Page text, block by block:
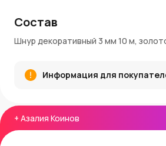
+ Азалия Коинов
флористических композиций,
любому оформлению.
Преимущества
Роскошный золотой цвет для
Оптимальная толщина 3 мм –
Длина 10 м позволяет оформить
композиций.
Прочный и износостойкий
Состав
Шнур декоративный 3 мм 10 м,
Информация для